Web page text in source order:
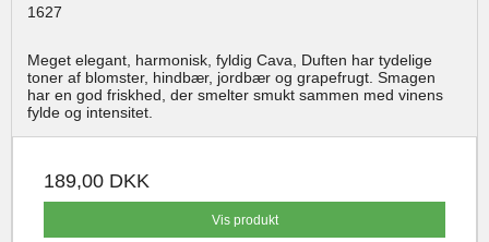
1627
Meget elegant, harmonisk, fyldig Cava, Duften har tydelige
toner af blomster, hindbær, jordbær og grapefrugt. Smagen
har en god friskhed, der smelter smukt sammen med vinens
fylde og intensitet.
189,00 DKK
Vis produkt